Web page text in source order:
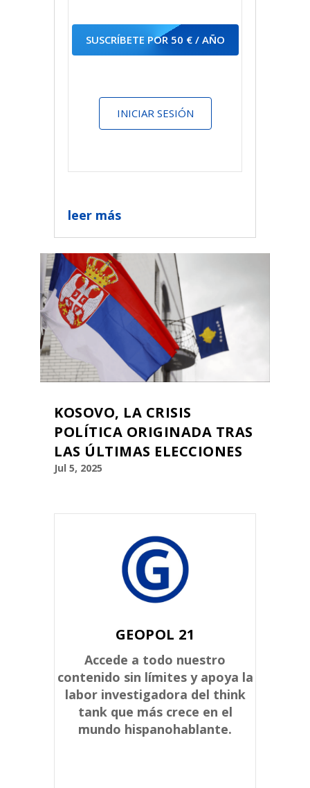
SUSCRÍBETE POR 50 € / AÑO
INICIAR SESIÓN
leer más
KOSOVO, LA CRISIS
POLÍTICA ORIGINADA TRAS
LAS ÚLTIMAS ELECCIONES
Jul 5, 2025
GEOPOL 21
Accede a todo nuestro
contenido sin límites y apoya la
labor investigadora del think
tank que más crece en el
mundo hispanohablante.